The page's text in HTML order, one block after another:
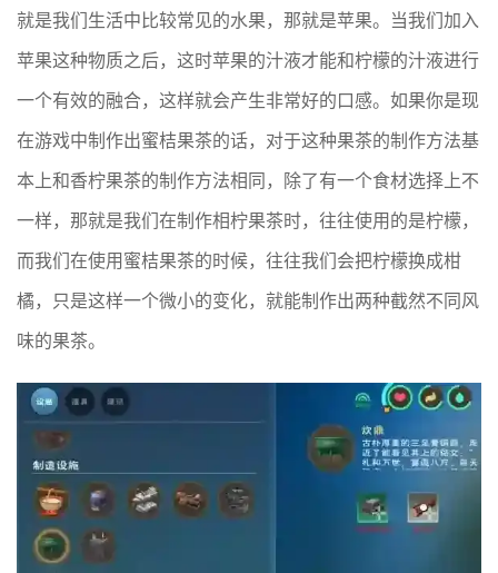
就是我们生活中比较常见的水果，那就是苹果。当我们加入
苹果这种物质之后，这时苹果的汁液才能和柠檬的汁液进行
一个有效的融合，这样就会产生非常好的口感。如果你是现
在游戏中制作出蜜桔果茶的话，对于这种果茶的制作方法基
本上和香柠果茶的制作方法相同，除了有一个食材选择上不
一样，那就是我们在制作相柠果茶时，往往使用的是柠檬，
而我们在使用蜜桔果茶的时候，往往我们会把柠檬换成柑
橘，只是这样一个微小的变化，就能制作出两种截然不同风
味的果茶。